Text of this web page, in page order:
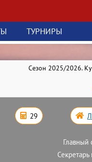
ТУРНИРЫ
Сезон 2025/2026.
29
Главный